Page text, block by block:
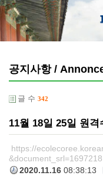
공지사항 /
글 수 342
11월 18일 25일 원격
https://
&document_srl=1697218
2020.11.16 08:38:13